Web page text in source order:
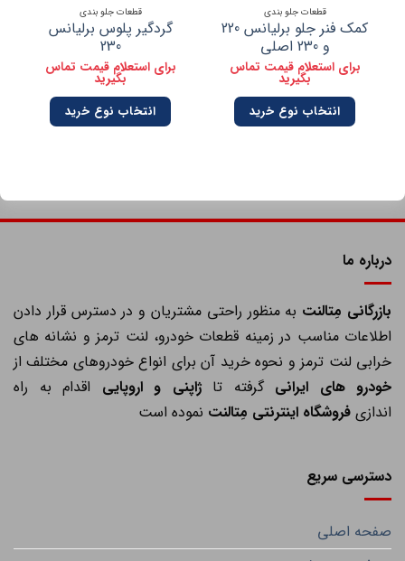
قطعات جلو بندی
کمک فنر جلو برلیانس 220
برای استعلام قیمت تماس
بگیرید
انتخاب نوع خرید
قطعات جلو بندی
گردگیر پلوس برلیانس
230
برای استعلام قیمت تماس
بگیرید
انتخاب نوع خرید
درباره ما
بازرگانی مِتالنتبه منظور راحتی مشتریان و در دسترس قرار دادن
اطلاعات مناسب در زمینه قطعات خودرو، لنت ترمز و نشانه های
خرابی لنت ترمز و نحوه خرید آن برای انواع خودروهای مختلف از
خودرو های ایرانیگرفته تاژاپنی و اروپاییاقدام به راه
اندازیفروشگاه اینترنتی مِتالنتنموده است
دسترسی سریع
صفحه اصلی